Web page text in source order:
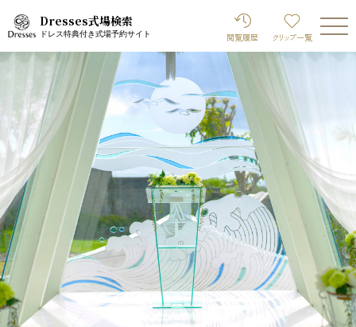
Dresses式場検索
ドレス特典付き式場予約サイト 閲覧履歴 クリップ 一覧